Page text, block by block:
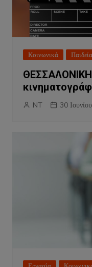
Κοινωνικά Παιδεία
NT 30